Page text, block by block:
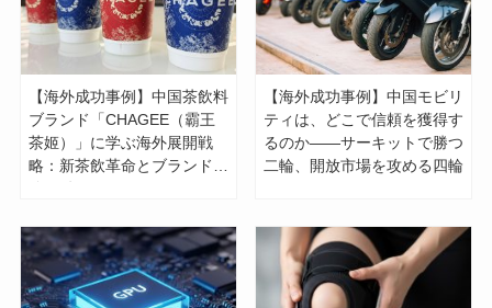
【海外成功事例】中国茶飲料
ブランド「CHAGEE（霸王
茶姬）」に学ぶ海外展開戦
略：新茶飲革命とブランド構
【海外成功事例】中国モビリ
ティは、どこで信頼を獲得す
るのか——サーキットで勝つ
二輪、開放市場を攻める四輪